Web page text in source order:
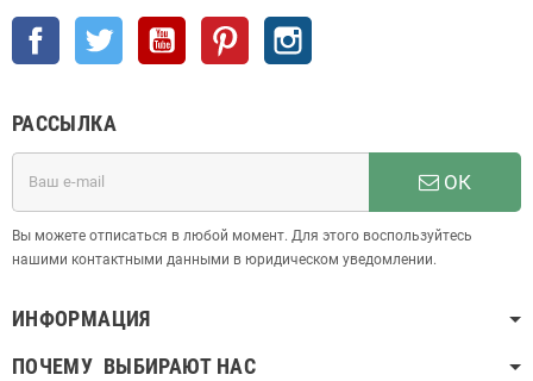
Facebook Twitter YouTube Pinterest
РАССЫЛКА
ОК
Вы можете отписаться в любой момент. Для этого воспользуйтесь
нашими контактными данными в юридическом уведомлении.
ИНФОРМАЦИЯ
ПОЧЕМУ ВЫБИРАЮТ НАС